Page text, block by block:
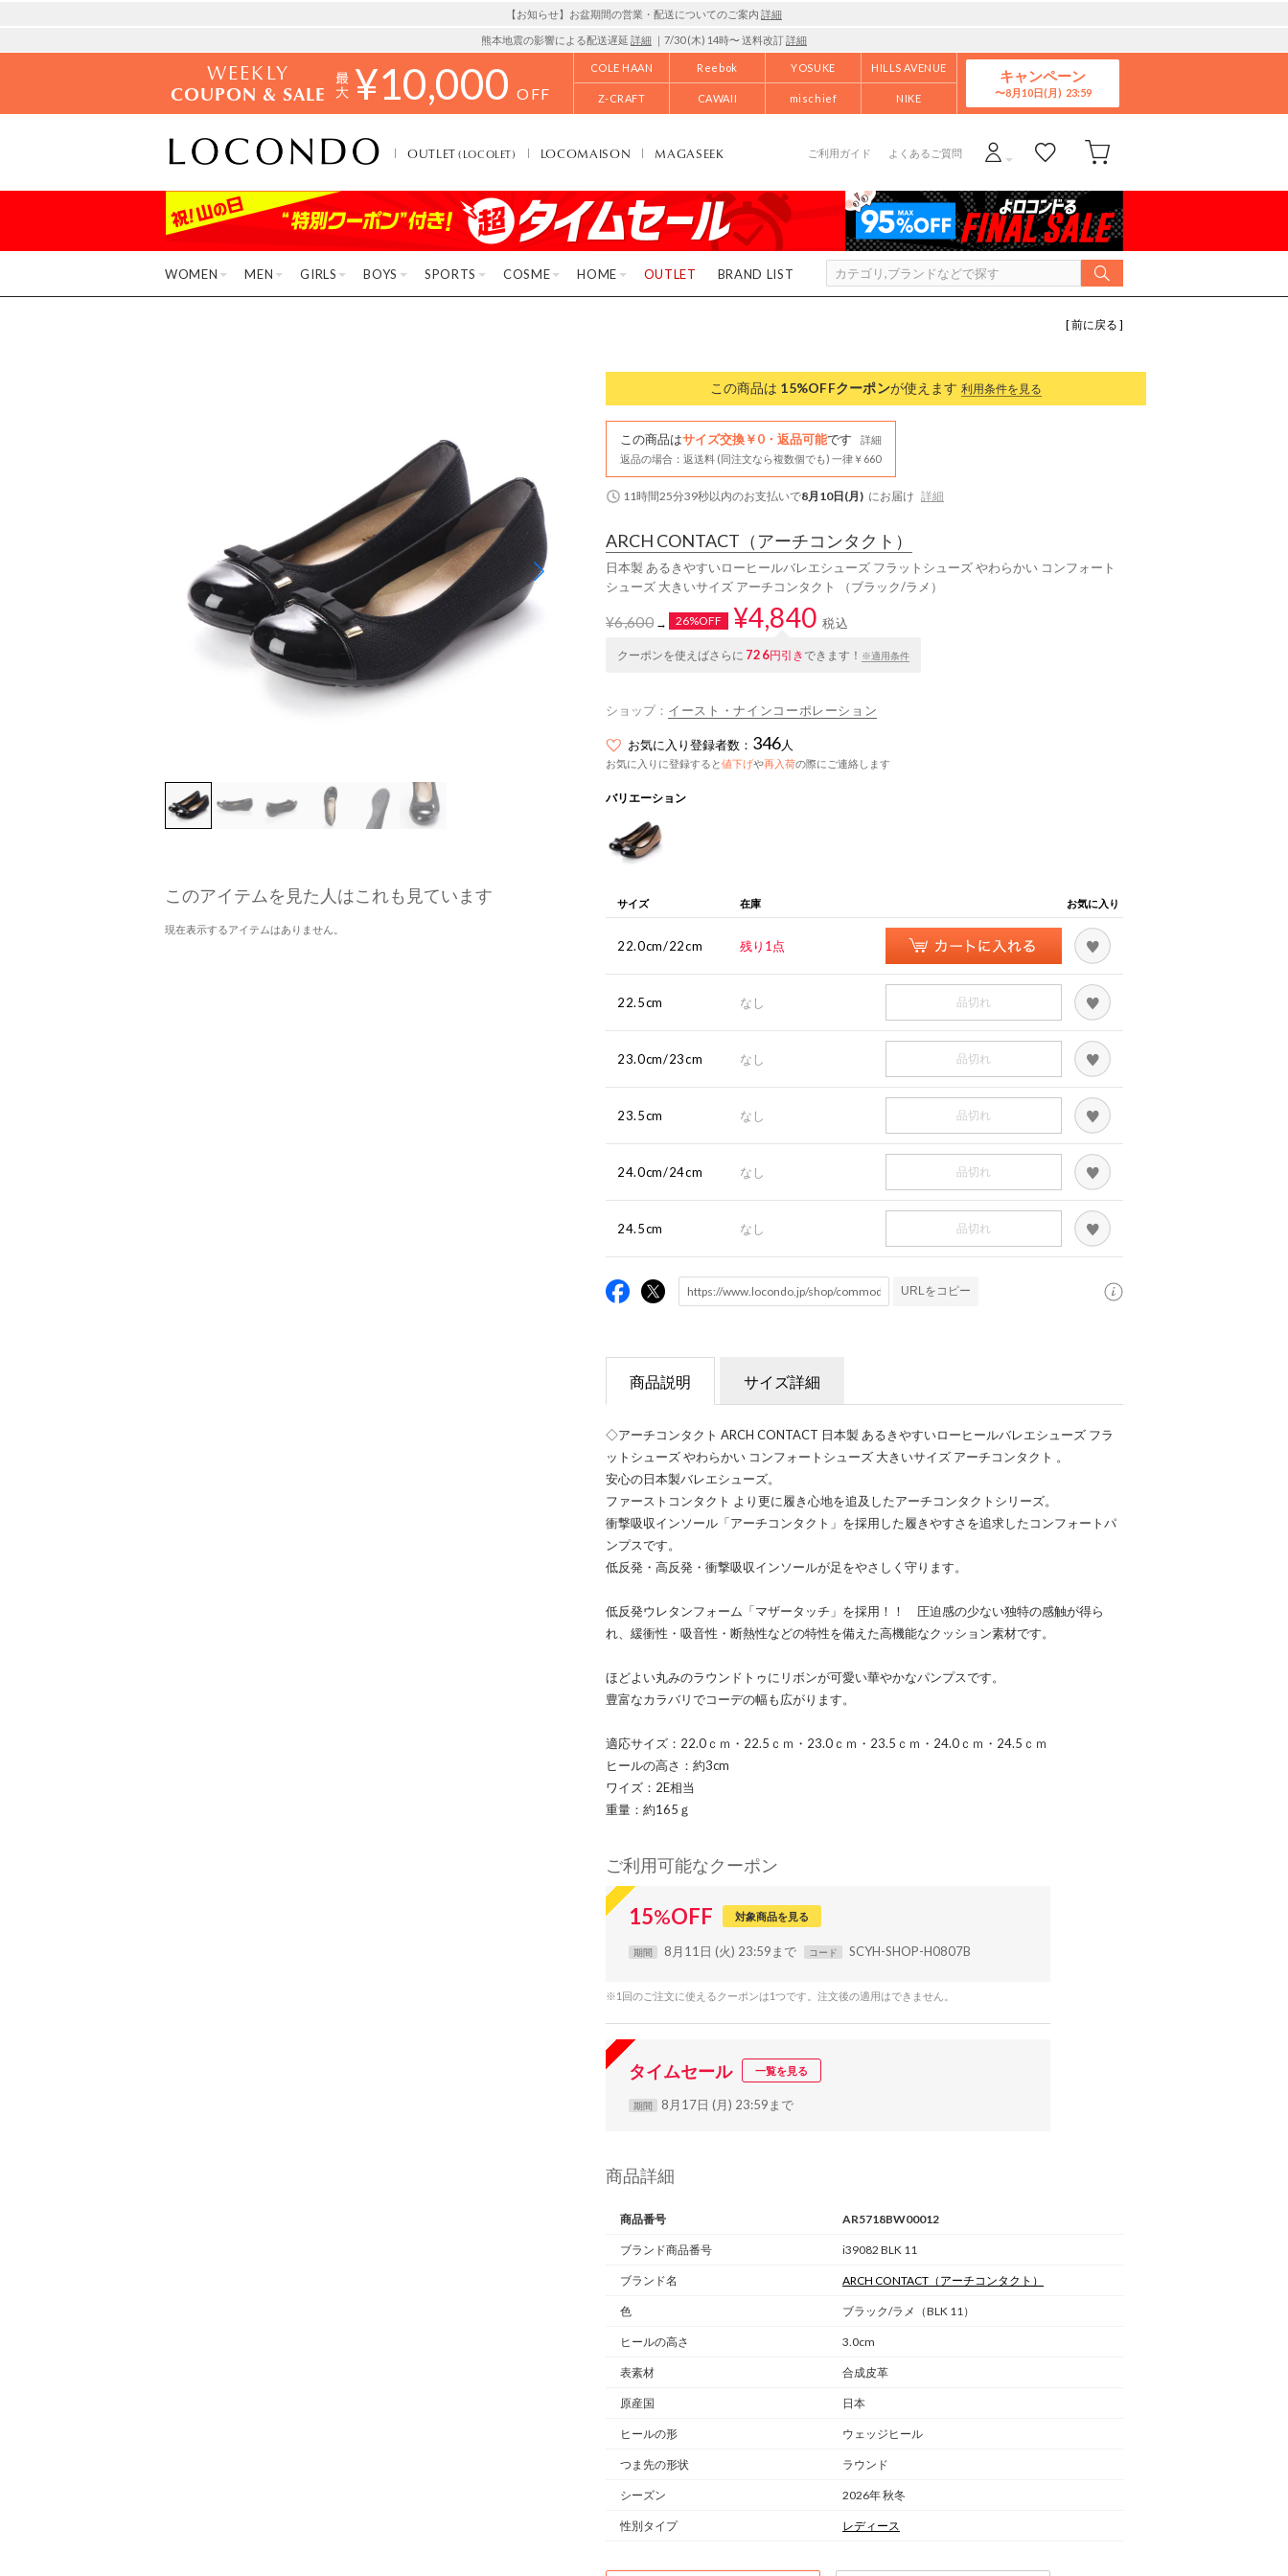
【お知らせ】お盆期間の営業・配送についてのご案内 詳細
熊本地震の影響による配送遅延 詳細 ｜7/30 (木) 14時〜 送料改訂詳細
WEEKLY
COUPON & SALE ¥10,000 OFF
COLE HAAN Reebok YOSUKE HILLS AVENUE
Z-CRAFT CAWAII mischief NIKE
キャンペーン
8月10日(月)
OUTLET(LOCOLET) LOCOMAISON MAGASEEK ご利用ガイド よくあるご質問
WOMEN MEN GIRLS BOYS SPORTS COSME HOME OUTLET BRAND LIST
[ 前に戻る ]
このアイテムを見た人はこれも見ています
現在表示するアイテムはありません。
この商品は 15%OFFクーポンが使えます 利用条件を見る
この商品はサイズ交換￥0・返品可能です
詳細
返品の場合：返送料 (同注文なら複数個でも) 一律￥660
11時間25分38秒以内のお支払いで8月10日(月) にお届け 詳細
ARCH CONTACT （アーチコンタクト）
日本製 あるきやすいローヒールバレエシューズ フラットシューズ やわらかい コンフォート
シューズ 大きいサイズ アーチコンタクト （ブラック/ラメ）
¥6,600→ 26%OFF ¥4,840 税込
クーポンを使えばさらに 726円引きできます！ ※適用条件
ショップ： イースト・ナインコーポレーション
お気に入り登録者数： 346人
お気に入りに登録すると値下げや再入荷の際にご連絡します
バリエーション
サイズ 在庫 お気に入り
22.0cm/22cm 残り1点
22.5cm なし 品切れ
23.0cm/23cm なし 品切れ
23.5cm なし 品切れ
24.0cm/24cm なし 品切れ
24.5cm なし 品切れ
URLをコピー
商品説明 サイズ詳細
◇アーチコンタクト ARCH CONTACT 日本製 あるきやすいローヒールバレエシューズ フラ
ットシューズ やわらかい コンフォートシューズ 大きいサイズ アーチコンタクト 。
安心の日本製バレエシューズ。
ファーストコンタクト より更に履き心地を追及したアーチコンタクトシリーズ。
衝撃吸収インソール「アーチコンタクト」を採用した履きやすさを追求したコンフォートパ
ンプスです。
低反発・高反発・衝撃吸収インソールが足をやさしく守ります。
低反発ウレタンフォーム「マザータッチ」を採用！！ 圧迫感の少ない独特の感触が得ら
れ、緩衝性・吸音性・断熱性などの特性を備えた高機能なクッション素材です。
ほどよい丸みのラウンドトゥにリボンが可愛い華やかなパンプスです。
豊富なカラバリでコーデの幅も広がります。
適応サイズ：22.0ｃｍ・22.5ｃｍ・23.0ｃｍ・23.5ｃｍ・24.0ｃｍ・24.5ｃｍ
ヒールの高さ：約3cm
ワイズ：2E相当
重量：約165ｇ
ご利用可能なクーポン
15%OFF 対象商品を見る
期間 8月11日 (火) 23:59まで コード SCYH-SHOP-H0807B
※1回のご注文に使えるクーポンは1つです。注文後の適用はできません。
タイムセール 一覧を見る
期間 8月17日 (月) 23:59まで
商品詳細
商品番号 AR5718BW00012
ブランド商品番号 i39082 BLK 11
ブランド名 ARCH CONTACT （アーチコンタクト）
色 ブラック/ラメ（BLK 11）
ヒールの高さ 3.0cm
表素材 合成皮革
原産国 日本
ヒールの形 ウェッジヒール
つま先の形状 ラウンド
シーズン 2026年 秋冬
性別タイプ レディース